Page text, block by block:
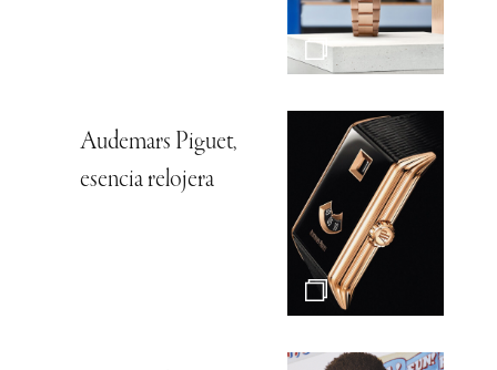
Audemars Piguet,
esencia relojera